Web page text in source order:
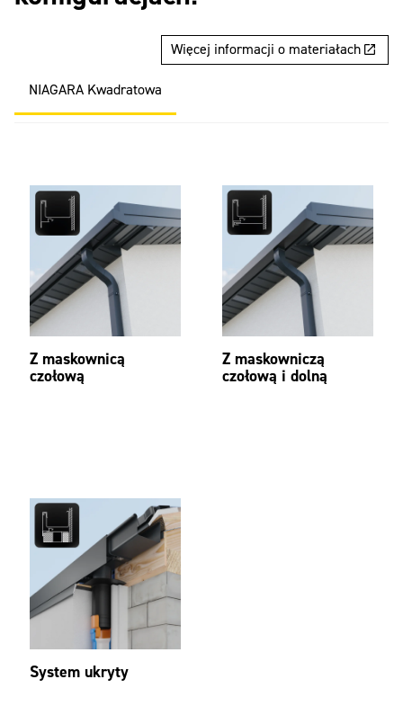
Więcej informacji o materiałach
NIAGARA Kwadratowa
Z maskownicą
czołową
Z maskowniczą
czołową i dolną
System ukryty